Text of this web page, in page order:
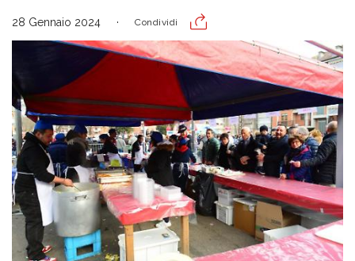
28 Gennaio 2024 Condividi